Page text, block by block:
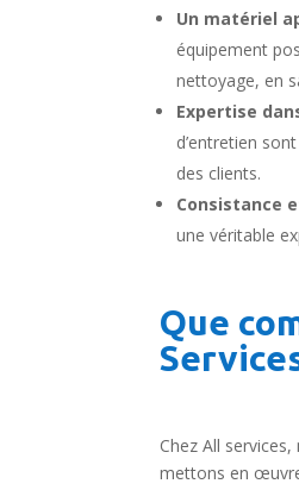
Un matériel
équipement
nettoyage, en
Expertise
d’entretien
des clients.
Consistance
une véritable
Que
Chez All
mettons en